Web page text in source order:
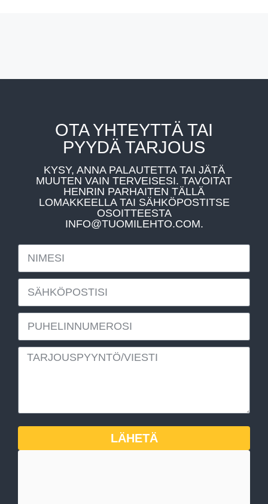
OTA YHTEYTTÄ TAI
PYYDÄ TARJOUS
KYSY, ANNA PALAUTETTA TAI JÄTÄ
MUUTEN VAIN TERVEISESI. TAVOITAT
HENRIN PARHAITEN TÄLLÄ
LOMAKKEELLA TAI SÄHKÖPOSTITSE
OSOITTEESTA
INFO@TUOMILEHTO.COM.
LÄHETÄ